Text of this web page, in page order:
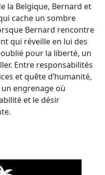
la Belgique, Bernard et
cache un sombre
Bernard rencontre
qui réveille en lui des
pour la liberté, un
Entre responsabilités
et quête d’humanité,
engrenage où
et le désir